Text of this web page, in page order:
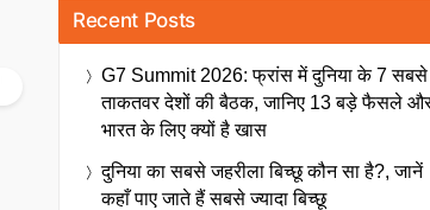
Recent Posts
G7 Summit 2026: फ्रांस में दुनिया के 7 सबसे
ताकतवर देशों की बैठक, जानिए 13 बड़े फैसले
भारत के लिए क्यों है खास
दुनिया का सबसे जहरीला बिच्छू कौन सा है?, जानें
कहाँ पाए जाते हैं सबसे ज्यादा बिच्छू